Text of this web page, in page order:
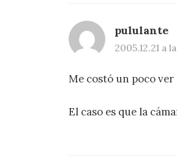
pululante
2005.12.21 a
Me costó un poco ver
El caso es que la